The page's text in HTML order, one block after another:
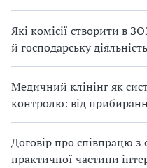
Які комісії створити в
й господарську діяльність
Медичний клінінг як
контролю: від
Договір про співпрацю з
практичної частини